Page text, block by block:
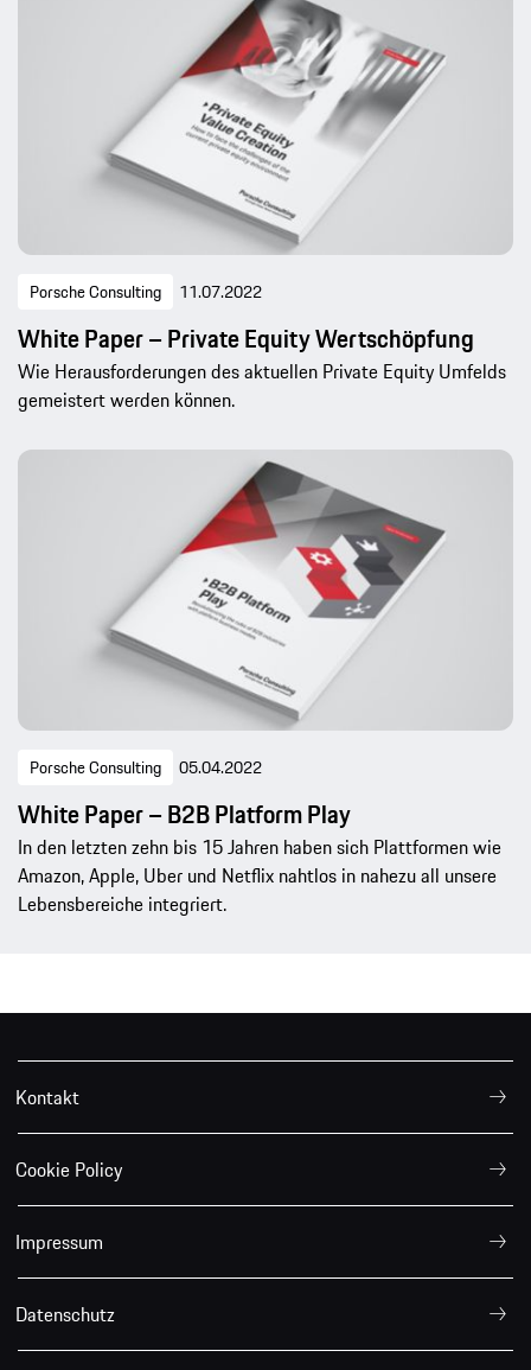
Porsche Consulting 11.07.2022
White Paper – Private Equity Wertschöpfung
Wie Herausforderungen des aktuellen Private Equity Umfelds
gemeistert werden können.
Porsche Consulting 05.04.2022
White Paper – B2B Platform Play
In den letzten zehn bis 15 Jahren haben sich Plattformen wie
Amazon, Apple, Uber und Netflix nahtlos in nahezu all unsere
Lebensbereiche integriert.
Kontakt
Cookie Policy
Impressum
Datenschutz